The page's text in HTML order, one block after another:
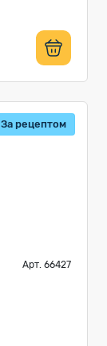
За рецептом
Арт. 66427